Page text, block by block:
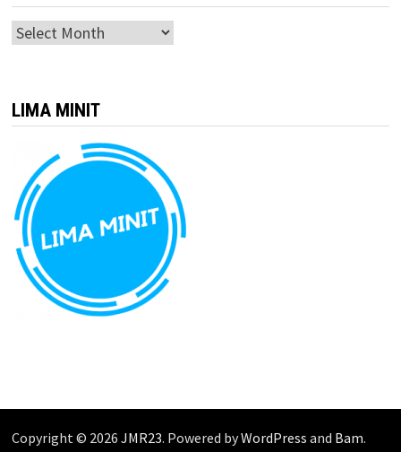
ARKIB
LIMA MINIT
Copyright © 2026 JMR23. Powered byWordPress and Bam.